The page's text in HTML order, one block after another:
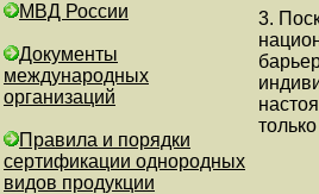
МВД России
Документы
международных
организаций
Правила и порядки
сертификации однородных
видов продукции
3.